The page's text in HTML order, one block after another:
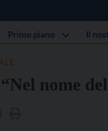
Primo piano Il
nome